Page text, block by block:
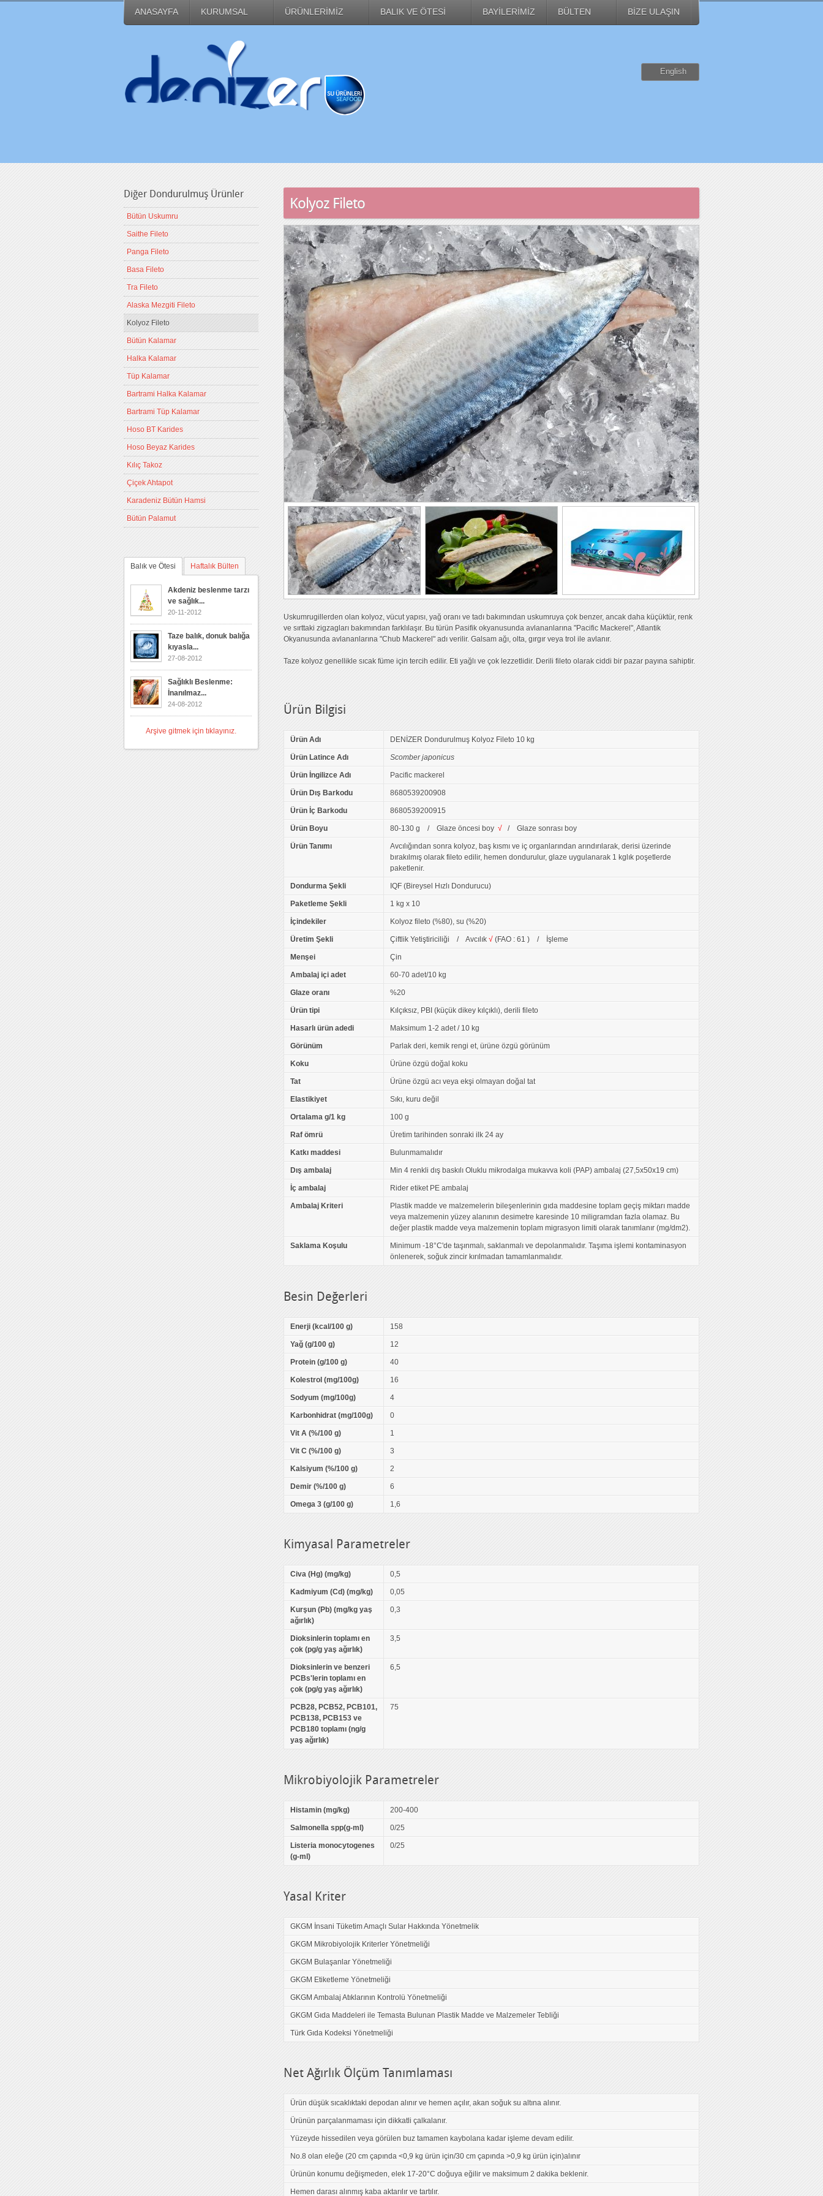
ANASAYFA KURUMSAL ÜRÜNLERİMİZ BALIK VE ÖTESİ BAYİLERİMİZ BÜLTEN BİZE ULAŞIN
English
Diğer Dondurulmuş Ürünler
Bütün Uskumru
Saithe Fileto
Panga Fileto
Basa Fileto
Tra Fileto
Alaska Mezgiti Fileto
Kolyoz Fileto
Bütün Kalamar
Halka Kalamar
Tüp Kalamar
Bartrami Halka Kalamar
Bartrami Tüp Kalamar
Hoso BT Karides
Hoso Beyaz Karides
Kılıç Takoz
Çiçek Ahtapot
Karadeniz Bütün Hamsi
Bütün Palamut
Balık ve Ötesi Haftalık Bülten
Akdeniz beslenme tarzı
ve sağlık...
20-11-2012
Taze balık, donuk balığa
kıyasla...
27-08-2012
Sağlıklı Beslenme:
İnanılmaz...
24-08-2012
Arşive gitmek için tıklayınız.
Kolyoz Fileto
Uskumrugillerden olan kolyoz, vücut yapısı, yağ oranı ve tadı bakımından uskumruya çok benzer, ancak daha küçüktür, renk
ve sırttaki zigzagları bakımından farklılaşır. Bu türün Pasifik okyanusunda avlananlarına "Pacific Mackerel", Atlantik
Okyanusunda avlananlarına "Chub Mackerel" adı verilir. Galsam ağı, olta, gırgır veya trol ile avlanır.
Taze kolyoz genellikle sıcak füme için tercih edilir. Eti yağlı ve çok lezzetlidir. Derili fileto olarak ciddi bir pazar payına sahiptir.
Ürün Bilgisi
Ürün Adı DENİZER Dondurulmuş Kolyoz Fileto 10 kg
Ürün Latince Adı Scomber japonicus
Ürün İngilizce Adı Pacific mackerel
Ürün Dış Barkodu 8680539200908
Ürün İç Barkodu 8680539200915
Ürün Boyu 80-130 g / Glaze öncesi boy √ / Glaze sonrası boy
Ürün Tanımı
Avcılığından sonra kolyoz, baş kısmı ve iç organlarından arındırılarak, derisi üzerinde
bırakılmış olarak fileto edilir, hemen dondurulur, glaze uygulanarak 1 kglık poşetlerde
paketlenir.
Dondurma Şekli IQF (Bireysel Hızlı Dondurucu)
Paketleme Şekli 1 kg x 10
İçindekiler Kolyoz fileto (%80), su (%20)
Üretim Şekli Çiftlik Yetiştiriciliği / Avcılık √ (FAO : 61 ) / İşleme
Menşei Çin
Ambalaj içi adet 60-70 adet/10 kg
Glaze oranı %20
Ürün tipi Kılçıksız, PBI (küçük dikey kılçıklı), derili fileto
Hasarlı ürün adedi Maksimum 1-2 adet / 10 kg
Görünüm Parlak deri, kemik rengi et, ürüne özgü görünüm
Koku Ürüne özgü doğal koku
Tat Ürüne özgü acı veya ekşi olmayan doğal tat
Elastikiyet Sıkı, kuru değil
Ortalama g/1 kg 100 g
Raf ömrü Üretim tarihinden sonraki ilk 24 ay
Katkı maddesi Bulunmamalıdır
Dış ambalaj Min 4 renkli dış baskılı Oluklu mikrodalga mukavva koli (PAP) ambalaj (27,5x50x19 cm)
İç ambalaj Rider etiket PE ambalaj
Ambalaj Kriteri
Plastik madde ve malzemelerin bileşenlerinin gıda maddesine toplam geçiş miktarı madde
veya malzemenin yüzey alanının desimetre karesinde 10 miligramdan fazla olamaz. Bu
değer plastik madde veya malzemenin toplam migrasyon limiti olarak tanımlanır (mg/dm2).
Saklama Koşulu
Minimum -18°C'de taşınmalı, saklanmalı ve depolanmalıdır. Taşıma işlemi kontaminasyon
önlenerek, soğuk zincir kırılmadan tamamlanmalıdır.
Besin Değerleri
Enerji (kcal/100 g) 158
Yağ (g/100 g) 12
Protein (g/100 g) 40
Kolestrol (mg/100g) 16
Sodyum (mg/100g) 4
Karbonhidrat (mg/100g) 0
Vit A (%/100 g) 1
Vit C (%/100 g) 3
Kalsiyum (%/100 g) 2
Demir (%/100 g) 6
Omega 3 (g/100 g) 1,6
Kimyasal Parametreler
Civa (Hg) (mg/kg) 0,5
Kadmiyum (Cd) (mg/kg) 0,05
Kurşun (Pb) (mg/kg yaş
ağırlık)
0,3
Dioksinlerin toplamı en
çok (pg/g yaş ağırlık)
3,5
Dioksinlerin ve benzeri
PCBs'lerin toplamı en
çok (pg/g yaş ağırlık)
6,5
PCB28, PCB52, PCB101,
PCB138, PCB153 ve
PCB180 toplamı (ng/g
yaş ağırlık)
75
Mikrobiyolojik Parametreler
Histamin (mg/kg) 200-400
Salmonella spp(g-ml) 0/25
Listeria monocytogenes
(g-ml)
0/25
Yasal Kriter
GKGM İnsani Tüketim Amaçlı Sular Hakkında Yönetmelik
GKGM Mikrobiyolojik Kriterler Yönetmeliği
GKGM Bulaşanlar Yönetmeliği
GKGM Etiketleme Yönetmeliği
GKGM Ambalaj Atıklarının Kontrolü Yönetmeliği
GKGM Gıda Maddeleri ile Temasta Bulunan Plastik Madde ve Malzemeler Tebliği
Türk Gıda Kodeksi Yönetmeliği
Net Ağırlık Ölçüm Tanımlaması
Ürün düşük sıcaklıktaki depodan alınır ve hemen açılır, akan soğuk su altına alınır.
Ürünün parçalanmaması için dikkatli çalkalanır.
Yüzeyde hissedilen veya görülen buz tamamen kaybolana kadar işleme devam edilir.
No.8 olan eleğe (20 cm çapında <0,9 kg ürün için/30 cm çapında >0,9 kg ürün için)alınır
Ürünün konumu değişmeden, elek 17-20°C doğuya eğilir ve maksimum 2 dakika beklenir.
Hemen darası alınmış kaba aktarılır ve tartılır.